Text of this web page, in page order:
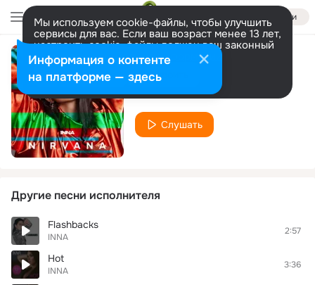
Войти
Мы используем cookie-файлы, чтобы улучшить
сервисы для вас. Если ваш возраст менее 13 лет,
настроить cookie-файлы должен ваш законный
представитель. Больше информации
Разрешить все Настроить
Nirvana
INNA
Слушать
Другие песни исполнителя
Flashbacks
INNA
2:57
Hot
INNA
3:36
Информация о контенте
на платформе — здесь